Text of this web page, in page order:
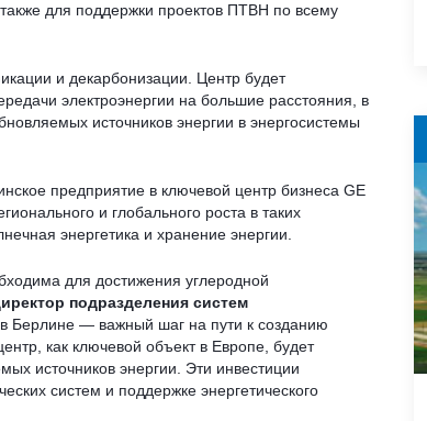
для поддержки проектов ПТВН по всему
и декарбонизации. Центр будет
электроэнергии на большие расстояния, в
источников энергии в энергосистемы
предприятие в ключевой центр бизнеса GE
и глобального роста в таких
энергетика и хранение энергии.
для достижения углеродной
подразделения систем
Берлине — важный шаг на пути к созданию
как ключевой объект в Европе, будет
источников энергии. Эти инвестиции
систем и поддержке энергетического